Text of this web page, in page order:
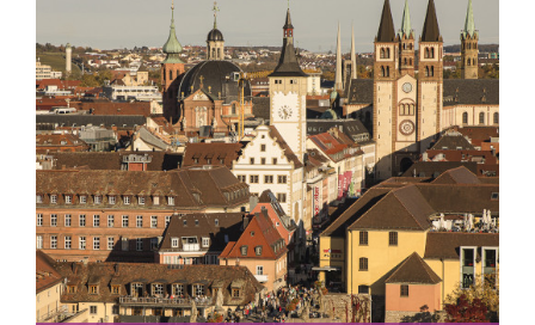
mehr erfahren